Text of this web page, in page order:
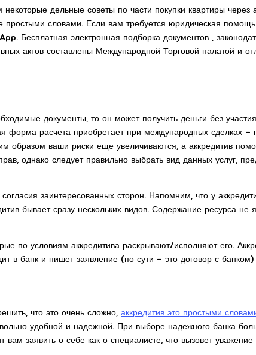
дельные советы по части покупки квартиры через
словами. Если вам требуется юридическая
Бесплатная электронная подборка документов ,
актов составлены Международной Торговой палатой и
документы, то он может получить деньги без
расчета приобретает при международных сделках –
образом ваши риски еще увеличиваются, а аккредитив
однако следует правильно выбрать вид данных услуг,
заинтересованных сторон. Напомним, что у
бывает сразу нескольких видов. Содержание ресурса
по условиям аккредитива раскрывают/исполняют его.
в банк и пишет заявление (по сути – это договор с банком)
что это очень сложно, аккредитив это простыми
удобной и надежной. При выборе надежного банка
заявить о себе как о специалисте, что вызовет